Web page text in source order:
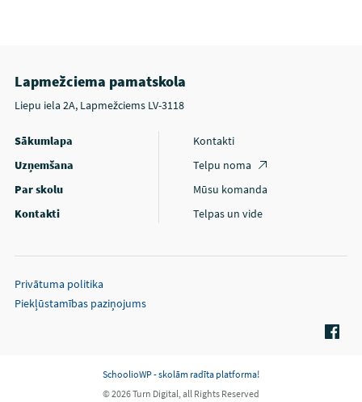
Lapmežciema pamatskola
Liepu iela 2A, Lapmežciems LV-3118
Sākumlapa
Uzņemšana
Par skolu
Kontakti
Kontakti
Telpu noma
Mūsu komanda
Telpas un vide
Privātuma politika
Piekļūstamības paziņojums
SchoolioWP - skolām radīta platforma!
© 2026 Turn Digital, all Rights Reserved